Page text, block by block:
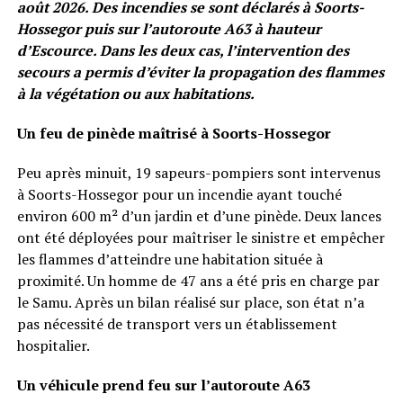
août 2026. Des incendies se sont déclarés à Soorts-
Hossegor puis sur l’autoroute A63 à hauteur
d’Escource. Dans les deux cas, l’intervention des
secours a permis d’éviter la propagation des flammes
à la végétation ou aux habitations.
Un feu de pinède maîtrisé à Soorts-Hossegor
Peu après minuit, 19 sapeurs-pompiers sont intervenus
à Soorts-Hossegor pour un incendie ayant touché
environ 600 m² d’un jardin et d’une pinède. Deux lances
ont été déployées pour maîtriser le sinistre et empêcher
les flammes d’atteindre une habitation située à
proximité. Un homme de 47 ans a été pris en charge par
le Samu. Après un bilan réalisé sur place, son état n’a
pas nécessité de transport vers un établissement
hospitalier.
Un véhicule prend feu sur l’autoroute A63